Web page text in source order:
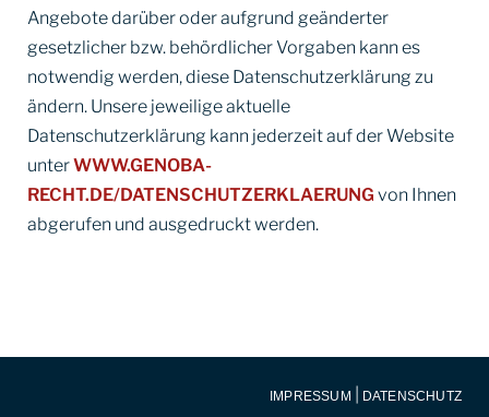
Angebote darüber oder aufgrund geänderter
gesetzlicher bzw. behördlicher Vorgaben kann es
notwendig werden, diese Datenschutzerklärung zu
ändern. Unsere jeweilige aktuelle
Datenschutzerklärung kann jederzeit auf der Website
unterWWW.GENOBA-
RECHT.DE/DATENSCHUTZERKLAERUNG von Ihnen
abgerufen und ausgedruckt werden.
IMPRESSUM DATENSCHUTZ